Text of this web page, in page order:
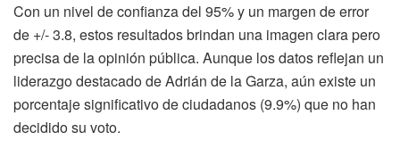
Con un nivel de confianza del 95% y un margen de error
de +/- 3.8, estos resultados brindan una imagen clara pero
precisa de la opinión pública. Aunque los datos reflejan un
liderazgo destacado de Adrián de la Garza, aún existe un
porcentaje significativo de ciudadanos (9.9%) que no han
decidido su voto.